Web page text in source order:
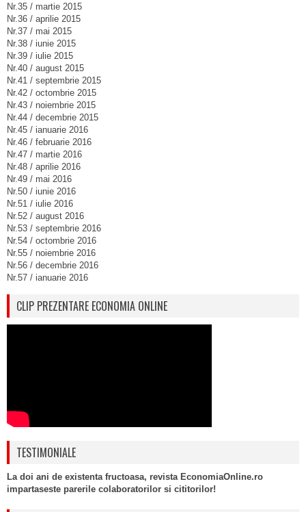
Nr.35 / martie 2015
Nr.36 / aprilie 2015
Nr.37 / mai 2015
Nr.38 / iunie 2015
Nr.39 / iulie 2015
Nr.40 / august 2015
Nr.41 / septembrie 2015
Nr.42 / octombrie 2015
Nr.43 / noiembrie 2015
Nr.44 / decembrie 2015
Nr.45 / ianuarie 2016
Nr.46 / februarie 2016
Nr.47 / martie 2016
Nr.48 / aprilie 2016
Nr.49 / mai 2016
Nr.50 / iunie 2016
Nr.51 / iulie 2016
Nr.52 / august 2016
Nr.53 / septembrie 2016
Nr.54 / octombrie 2016
Nr.55 / noiembrie 2016
Nr.56 / decembrie 2016
Nr.57 / ianuarie 2016
CLIP PREZENTARE ECONOMIA ONLINE
TESTIMONIALE
La doi ani de existenta fructoasa, revista EconomiaOnline.ro
impartaseste parerile colaboratorilor si cititorilor!